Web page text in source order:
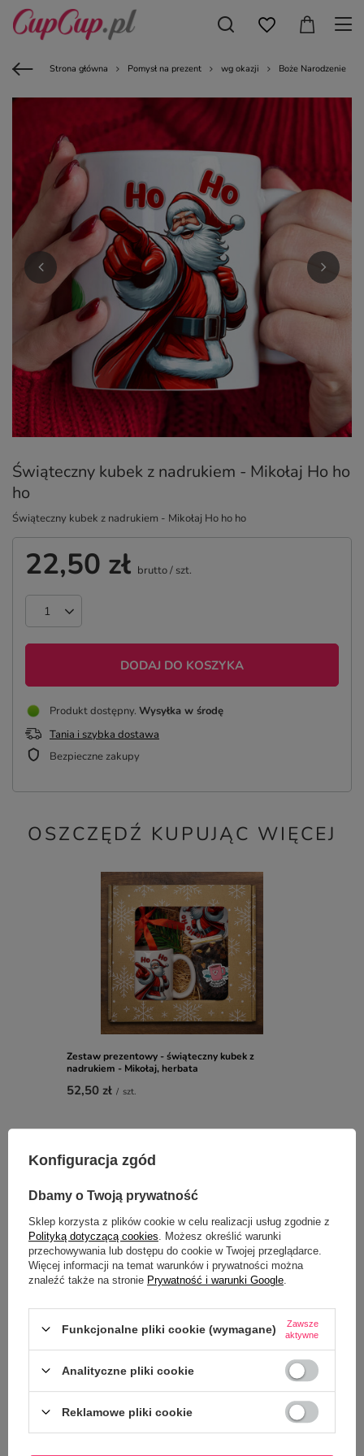
Strona główna Pomysł na prezent wg okazji Boże Narodzenie
Świąteczny kubek z nadrukiem - Mikołaj Ho ho
ho
Świąteczny kubek z nadrukiem - Mikołaj Ho ho ho
22,50 zł brutto/ szt.
DODAJ DO KOSZYKA
Produkt dostępny Wysyłka w środę
Tania i szybka dostawa
Bezpieczne zakupy
OSZCZĘDŹ KUPUJĄC WIĘCEJ
Zestaw prezentowy - świąteczny kubek z
nadrukiem - Mikołaj, herbata
52,50 zł / szt.
SZCZEGÓŁOWE DANE
OPINIE (0)
Potrzebujesz pomocy? Masz pytania?
niezwłocznie, najciekawsze pytania i
ZADAJ PYTANIE
Konfiguracja zgód
Dbamy o Twoją prywatność
Sklep korzysta z plików cookie w celu realizacji usług zgodnie z
Polityką dotyczącą cookies . Możesz określić warunki
przechowywania lub dostępu do cookie w Twojej przeglądarce.
Więcej informacji na temat warunków i prywatności można
znaleźć także na stronie Prywatność i warunki Google
Funkcjonalne pliki cookie (wymagane)
Zawsze
aktywne
Analityczne pliki cookie
Reklamowe pliki cookie